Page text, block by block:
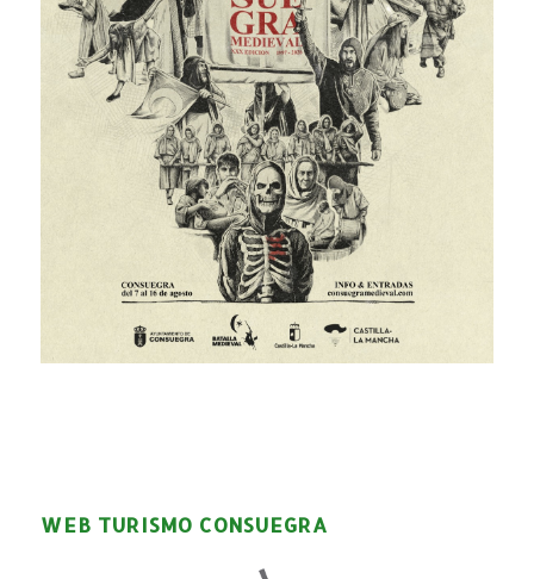
WEB TURISMO CONSUEGRA